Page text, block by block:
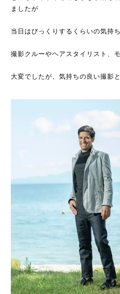
ましたが
当日はびっくりするくらいの気持
撮影クルーやヘアスタイリスト、
大変でしたが、気持ちの良い撮影